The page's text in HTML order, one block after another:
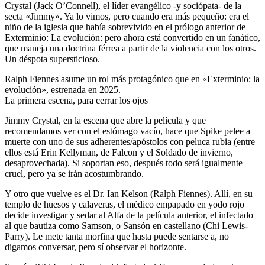
Crystal (Jack O’Connell), el líder evangélico -y sociópata- de la
secta «Jimmy». Ya lo vimos, pero cuando era más pequeño: era el
niño de la iglesia que había sobrevivido en el prólogo anterior de
Exterminio: La evolución: pero ahora está convertido en un fanático,
que maneja una doctrina férrea a partir de la violencia con los otros.
Un déspota supersticioso.
Ralph Fiennes asume un rol más protagónico que en «Exterminio: la
evolución», estrenada en 2025.
La primera escena, para cerrar los ojos
Jimmy Crystal, en la escena que abre la película y que
recomendamos ver con el estómago vacío, hace que Spike pelee a
muerte con uno de sus adherentes/apóstolos con peluca rubia (entre
ellos está Erin Kellyman, de Falcon y el Soldado de invierno,
desaprovechada). Si soportan eso, después todo será igualmente
cruel, pero ya se irán acostumbrando.
Y otro que vuelve es el Dr. Ian Kelson (Ralph Fiennes). Allí, en su
templo de huesos y calaveras, el médico empapado en yodo rojo
decide investigar y sedar al Alfa de la película anterior, el infectado
al que bautiza como Samson, o Sansón en castellano (Chi Lewis-
Parry). Le mete tanta morfina que hasta puede sentarse a, no
digamos conversar, pero sí observar el horizonte.